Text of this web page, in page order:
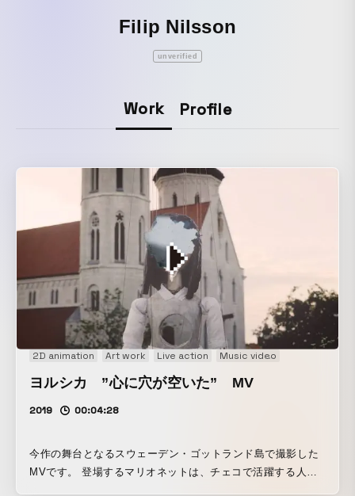
Filip Nilsson
unverified
Work Profile
2D animation Art work Live action Music video
ヨルシカ ”心に穴が空いた” MV
2019 00:04:28
今作の舞台となるスウェーデン・ゴットランド島で撮影した
MVです。 登場するマリオネットは、チェコで活躍する人形